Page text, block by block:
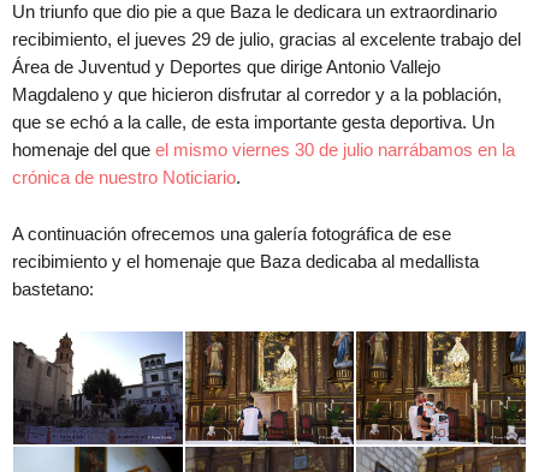
Un triunfo que dio pie a que Baza le dedicara un extraordinario
recibimiento, el jueves 29 de julio, gracias al excelente trabajo del
Área de Juventud y Deportes que dirige Antonio Vallejo
Magdaleno y que hicieron disfrutar al corredor y a la población,
que se echó a la calle, de esta importante gesta deportiva. Un
homenaje del que el mismo viernes 30 de julio narrábamos en la
crónica de nuestro Noticiario.
A continuación ofrecemos una galería fotográfica de ese
recibimiento y el homenaje que Baza dedicaba al medallista
bastetano: